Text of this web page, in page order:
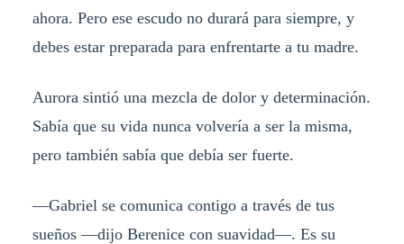
ahora. Pero ese escudo no durará para siempre, y
debes estar preparada para enfrentarte a tu madre.
Aurora sintió una mezcla de dolor y determinación.
Sabía que su vida nunca volvería a ser la misma,
pero también sabía que debía ser fuerte.
—Gabriel se comunica contigo a través de tus
sueños —dijo Berenice con suavidad—. Es su